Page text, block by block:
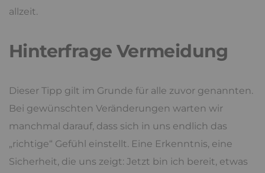
allzeit.
Hinterfrage Vermeidung
Dieser Tipp gilt im Grunde für alle zuvor genannten.
Bei gewünschten Veränderungen warten wir
manchmal darauf, dass sich in uns endlich das
„richtige“ Gefühl einstellt. Eine Erkenntnis, eine
Sicherheit, die uns zeigt: Jetzt bin ich bereit, etwas